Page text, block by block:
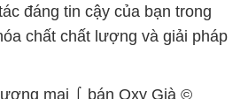
Ấn Độ India
phối Oxy Già © Hydro Peroxit
phối ∩ thương mại Oxy Già